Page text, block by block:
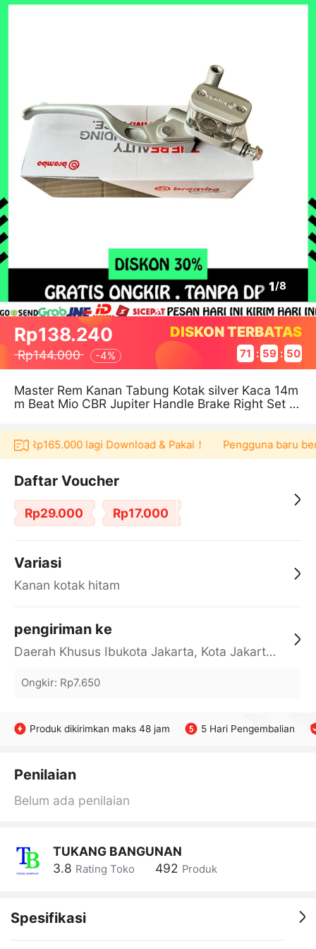
1/8
Rp138.240
Rp144.000 -4%
DISKON TERBATAS
71 : 59 : 50
Master Rem Kanan Tabung Kotak silver Kaca 14m
m Beat Mio CBR Jupiter Handle Brake Right Set C
Rp165.000 lagi Download & Pakai！ Pengguna baru
Daftar Voucher
Rp29.000 Rp17.000
Variasi
Kanan kotak hitam
pengiriman ke
Daerah Khusus Ibukota Jakarta, Kota Jakarta Barat, Cengkareng, yy
Ongkir: Rp7.650
Produk dikirimkan maks 48 jam 5 Hari Pengembalian
Penilaian
Belum ada penilaian
TUKANG BANGUNAN
3.8 Rating Toko 492 Produk
Spesifikasi